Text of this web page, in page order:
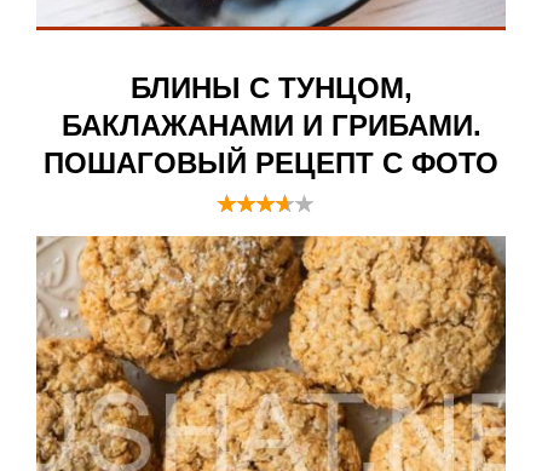
БЛИНЫ С ТУНЦОМ,
БАКЛАЖАНАМИ И ГРИБАМИ.
ПОШАГОВЫЙ РЕЦЕПТ С ФОТО